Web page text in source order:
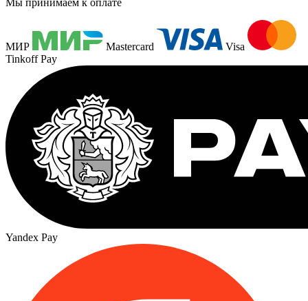
Мы принимаем к оплате
МИР Mastercard
Visa
Tinkoff Pay
Yandex Pay